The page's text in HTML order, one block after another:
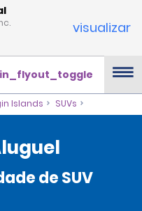
visualizar
Islands SUVs
de SUV